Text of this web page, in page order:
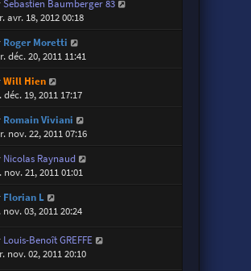
Sebastien Baumberger 83
avr. 18, 2012 00:18
Roger Moretti
déc. 20, 2011 11:41
Will Hien
déc. 19, 2011 17:17
Romain Viviani
nov. 22, 2011 07:16
Nicolas Raynaud
nov. 21, 2011 01:01
Florian L
nov. 03, 2011 20:24
Louis-Benoît GREFFE
nov. 02, 2011 20:10